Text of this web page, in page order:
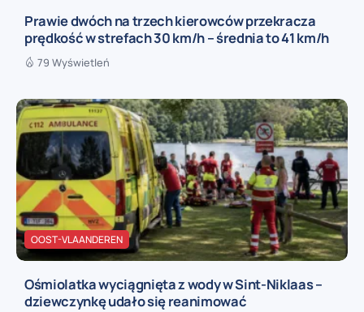
Prawie dwóch na trzech kierowców przekracza
prędkość w strefach 30 km/h – średnia to 41 km/h
79 Wyświetleń
OOST-VLAANDEREN
Ośmiolatka wyciągnięta z wody w Sint-Niklaas –
dziewczynkę udało się reanimować